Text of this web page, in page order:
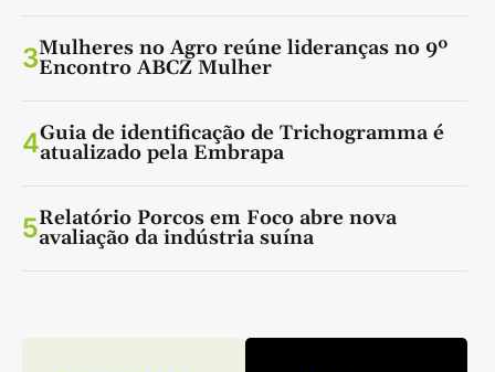
3Mulheres no Agro reúne lideranças no 9º
Encontro ABCZ Mulher
4Guia de identificação de Trichogramma é
atualizado pela Embrapa
5Relatório Porcos em Foco abre nova
avaliação da indústria suína